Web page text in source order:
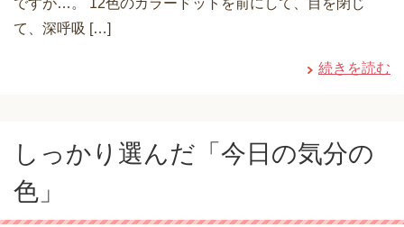
ですが…。 12色のカラードットを前にして、目を閉じ
て、深呼吸 […]
続きを読む
しっかり選んだ「今日の気分の
色」